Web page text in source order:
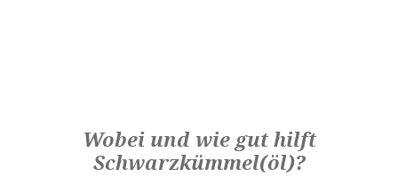
Wobei und wie gut hilft
Schwarzkümmel(öl)?